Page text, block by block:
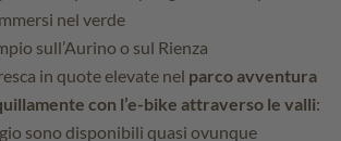
nel verde
sull’Aurino o sul Rienza
in quote elevate nel parco avventura
con l’e-bike attraverso le valli:
sono disponibili quasi ovunque